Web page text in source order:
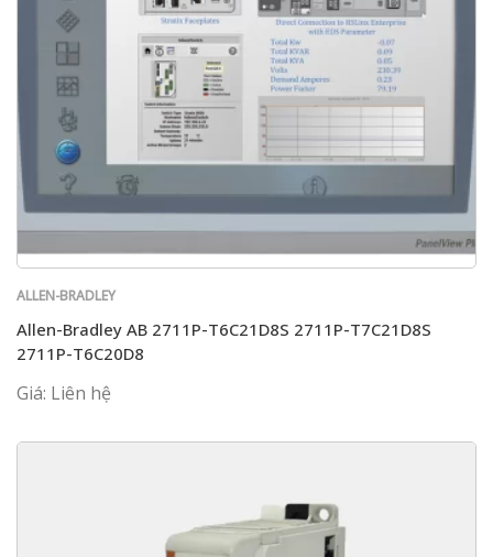
ALLEN-BRADLEY
Allen-Bradley AB 2711P-T6C21D8S 2711P-T7C21D8S
2711P-T6C20D8
Giá: Liên hệ